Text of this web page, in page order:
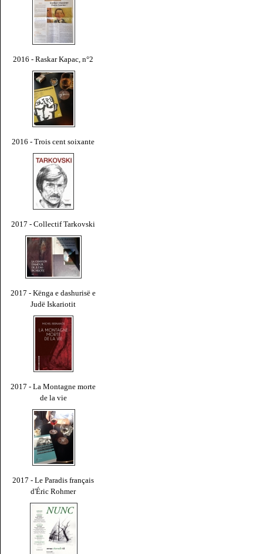
2016 - Raskar Kapac, n°2
2016 - Trois cent soixante
2017 - Collectif Tarkovski
2017 - Kënga e dashurisë e
Judë Iskariotit
2017 - La Montagne morte
de la vie
2017 - Le Paradis français
d'Éric Rohmer